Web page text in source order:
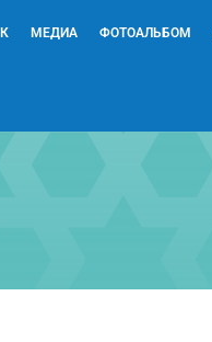
МЕДИА ФОТОАЛЬБОМ